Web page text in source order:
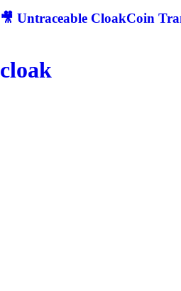
🎥 Untraceable CloakCoin
cloak